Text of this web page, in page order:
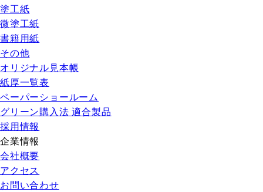
塗工紙
微塗工紙
書籍用紙
その他
オリジナル見本帳
紙厚一覧表
ペーパーショールーム
グリーン購入法 適合製品
採用情報
企業情報
会社概要
アクセス
お問い合わせ